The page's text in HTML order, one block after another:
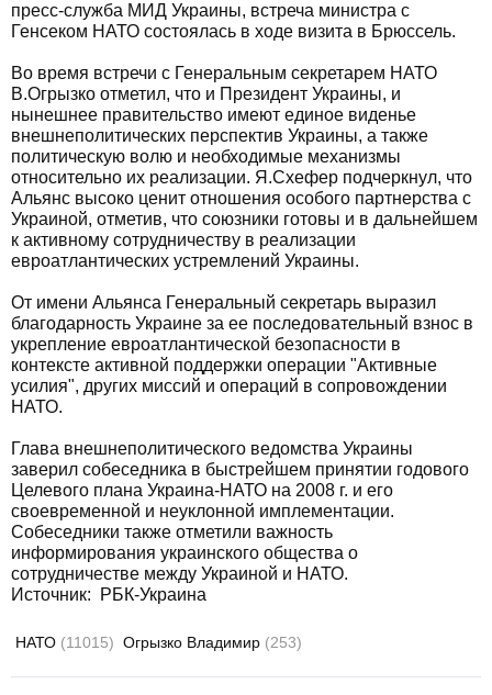
пресс-служба МИД Украины, встреча министра с
Генсеком НАТО состоялась в ходе визита в Брюссель.
Во время встречи с Генеральным секретарем НАТО
В.Огрызко отметил, что и Президент Украины, и
нынешнее правительство имеют единое виденье
внешнеполитических перспектив Украины, а также
политическую волю и необходимые механизмы
относительно их реализации. Я.Схефер подчеркнул, что
Альянс высоко ценит отношения особого партнерства с
Украиной, отметив, что союзники готовы и в дальнейшем
к активному сотрудничеству в реализации
евроатлантических устремлений Украины.
От имени Альянса Генеральный секретарь выразил
благодарность Украине за ее последовательный взнос в
укрепление евроатлантической безопасности в
контексте активной поддержки операции "Активные
усилия", других миссий и операций в сопровождении
НАТО.
Глава внешнеполитического ведомства Украины
заверил собеседника в быстрейшем принятии годового
Целевого плана Украина-НАТО на 2008 г. и его
своевременной и неуклонной имплементации.
Собеседники также отметили важность
информирования украинского общества о
сотрудничестве между Украиной и НАТО.
Источник:
РБК-Украина
НАТО (11015) Огрызко Владимир (253)